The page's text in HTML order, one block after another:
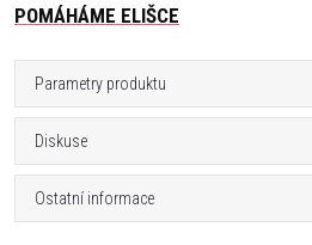
POMÁHÁME ELIŠCE
Parametry produktu
Diskuse
Ostatní informace